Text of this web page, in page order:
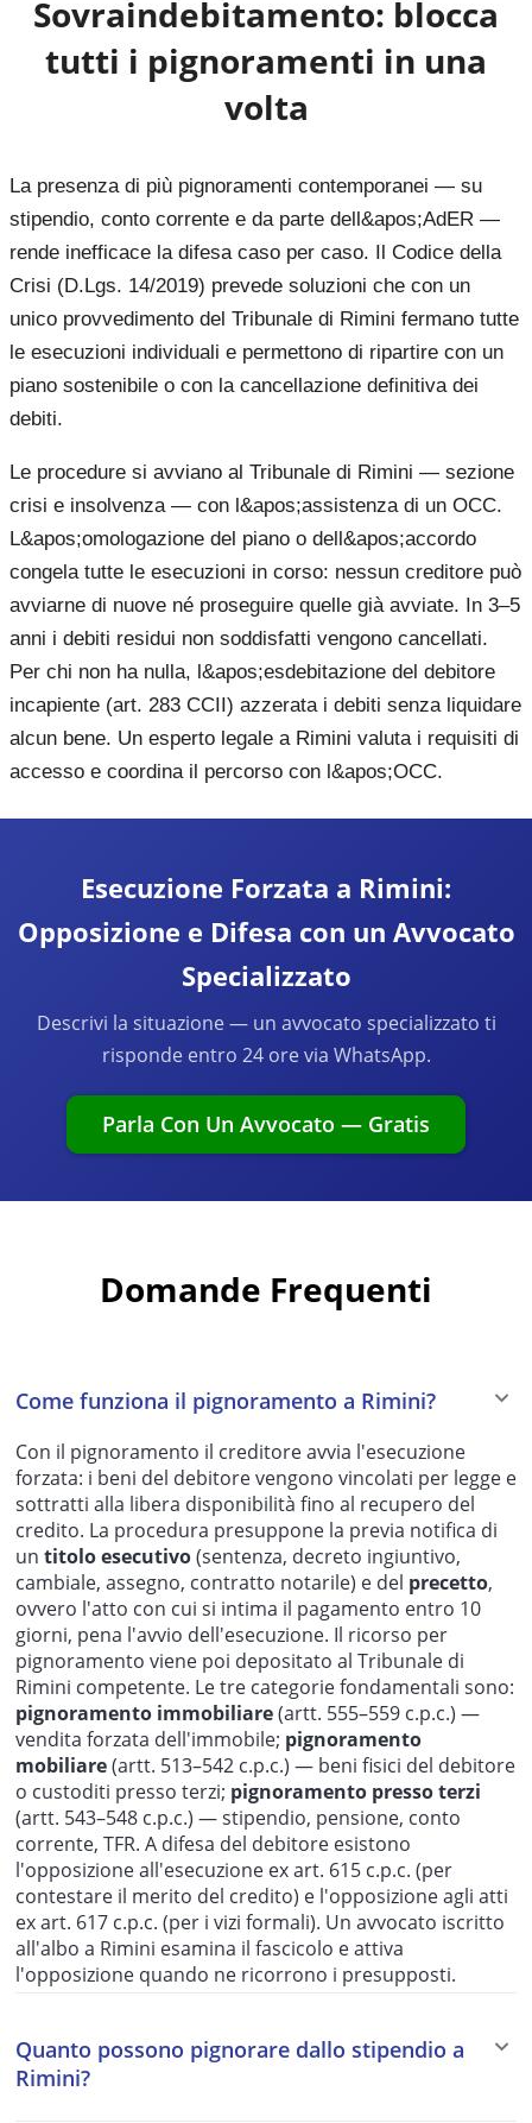
Sovraindebitamento: blocca
tutti i pignoramenti in una
volta
La presenza di più pignoramenti contemporanei — su
stipendio, conto corrente e da parte dell&apos;AdER —
rende inefficace la difesa caso per caso. Il Codice della
Crisi (D.Lgs. 14/2019) prevede soluzioni che con un
unico provvedimento del Tribunale di Rimini fermano tutte
le esecuzioni individuali e permettono di ripartire con un
piano sostenibile o con la cancellazione definitiva dei
debiti.
Le procedure si avviano al Tribunale di Rimini — sezione
crisi e insolvenza — con l&apos;assistenza di un OCC.
L&apos;omologazione del piano o dell&apos;accordo
congela tutte le esecuzioni in corso: nessun creditore può
avviarne di nuove né proseguire quelle già avviate. In 3–5
anni i debiti residui non soddisfatti vengono cancellati.
Per chi non ha nulla, l&apos;esdebitazione del debitore
incapiente (art. 283 CCII) azzerata i debiti senza liquidare
alcun bene. Un esperto legale a Rimini valuta i requisiti di
accesso e coordina il percorso con l&apos;OCC.
Esecuzione Forzata a Rimini:
Opposizione e Difesa con un Avvocato
Specializzato
Descrivi la situazione — un avvocato specializzato ti
risponde entro 24 ore via WhatsApp.
Parla Con Un Avvocato — Gratis
Domande Frequenti
Come funziona il pignoramento a Rimini?
Con il pignoramento il creditore avvia l'esecuzione
forzata: i beni del debitore vengono vincolati per legge e
sottratti alla libera disponibilità fino al recupero del
credito. La procedura presuppone la previa notifica di
un titolo esecutivo(sentenza, decreto ingiuntivo,
cambiale, assegno, contratto notarile) e del precetto,
ovvero l'atto con cui si intima il pagamento entro 10
giorni, pena l'avvio dell'esecuzione. Il ricorso per
pignoramento viene poi depositato al Tribunale di
Rimini competente. Le tre categorie fondamentali sono:
pignoramento immobiliare(artt. 555–559 c.p.c.) —
vendita forzata dell'immobile; pignoramento
mobiliare(artt. 513–542 c.p.c.) — beni fisici del debitore
o custoditi presso terzi; pignoramento presso terzi
(artt. 543–548 c.p.c.) — stipendio, pensione, conto
corrente, TFR. A difesa del debitore esistono
l'opposizione all'esecuzione ex art. 615 c.p.c. (per
contestare il merito del credito) e l'opposizione agli atti
ex art. 617 c.p.c. (per i vizi formali). Un avvocato iscritto
all'albo a Rimini esamina il fascicolo e attiva
l'opposizione quando ne ricorrono i presupposti.
Quanto possono pignorare dallo stipendio a
Rimini?